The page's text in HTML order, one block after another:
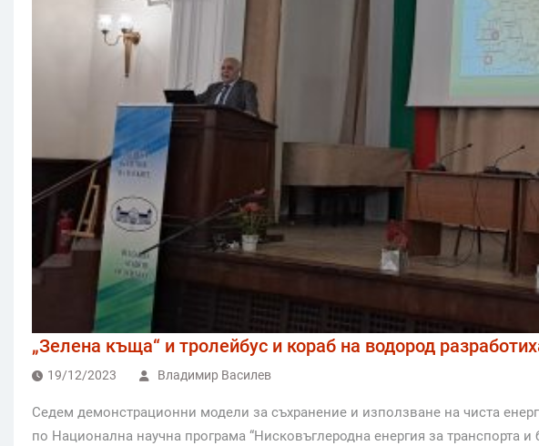
„Зелена къща“ и тролейбус и кораб на водород
19/12/2023 Владимир Василев
Седем демонстрационни модели за съхранение и използване на чиста
по Национална научна програма “Нисковъглеродна енергия за транспорта